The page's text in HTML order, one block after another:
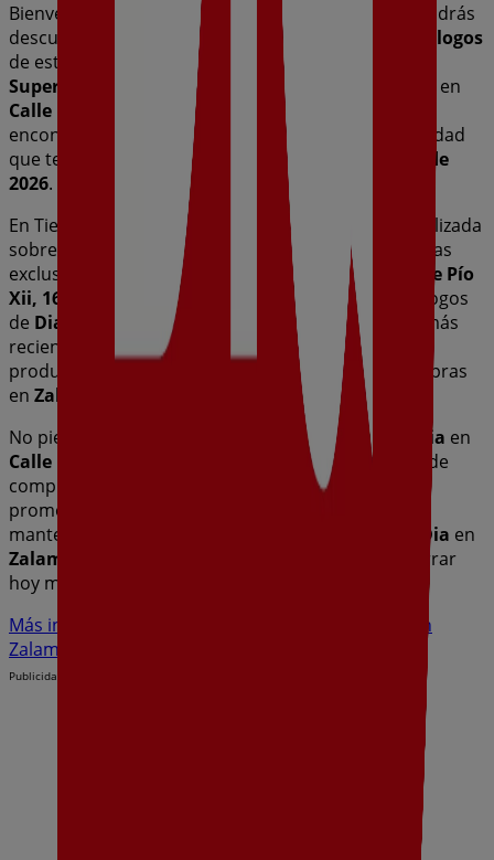
Bienvenido a la tienda de
en Tiendeo, donde podrás
descubrir las mejores
promociones
catálogos
de esta destacada marca del sector de
Supermercados
. Nuestra tienda física está ubicada en
Calle Pío Xii, 16
Zalamea de la Serena
encontrarás una amplia gama de productos de calidad
que te permitirán ahorrar durante todo el
agosto de
2026.
En Tiendeo te ofrecemos toda la información actualizada
sobre
, como los horarios de apertura, las ofertas
exclusivas y la ubicación exacta de la tienda en
Calle Pío
Xii, 16
. Además, tendrás acceso a los últimos catálogos
de Dia
, donde podrás descubrir las promociones más
recientes y aprovechar grandes descuentos en
productos de
Hiper-Supermercados
para tus compras
en Zalamea de la Serena
No pierdas la oportunidad de visitar la tienda de
Dia en
Calle Pío Xii, 16
para disfrutar de una experiencia de
compra completa. Te invitamos a explorar las
promociones que tenemos para ti este
mantenerte informado de las mejores ofertas de
Dia en
Zalamea de la Serena
. ¡Visítanos y empieza a ahorrar
hoy mismo!
Más información de Dia
Ver otras tiendas de Dia en
Zalamea de la Serena
Publicidad